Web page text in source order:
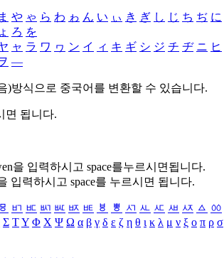
ま や ゃ ら わ ゎ ん い ぃ き ぎ し じ ち ぢ に
ょ ろ を
ャ ラ ワ ヮ ン イ ィ キ ギ シ ジ チ ヂ ニ ヒ
―
)방식으로 중국어를 변환할 수 있습니다.
면 됩니다.
을 입력하시고 space를누르시면됩니다.
입력하시고 space를 누르시면 됩니다.
ㅱ ㅲ ㅳ ㅴ ㅵ ㅶ ㅷ ㅸ ㅹ ㅺ ㅻ ㅼ ㅽ ㅾ ㅿ ㆀ
Σ ΤΥ Φ Χ Ψ Ω α β γ δ ε ζ η θ ι κ λ μ ν ξ ο π ρ σ